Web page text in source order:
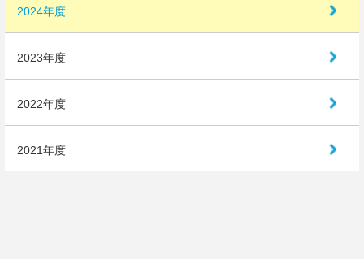
2024年度
2023年度
2022年度
2021年度